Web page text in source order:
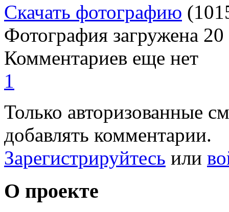
Скачать фотографию
Фотография загружена 20
Комментариев еще нет
1
Только авторизованные
добавлять комментарии.
Зарегистрируйтесь или
О проекте